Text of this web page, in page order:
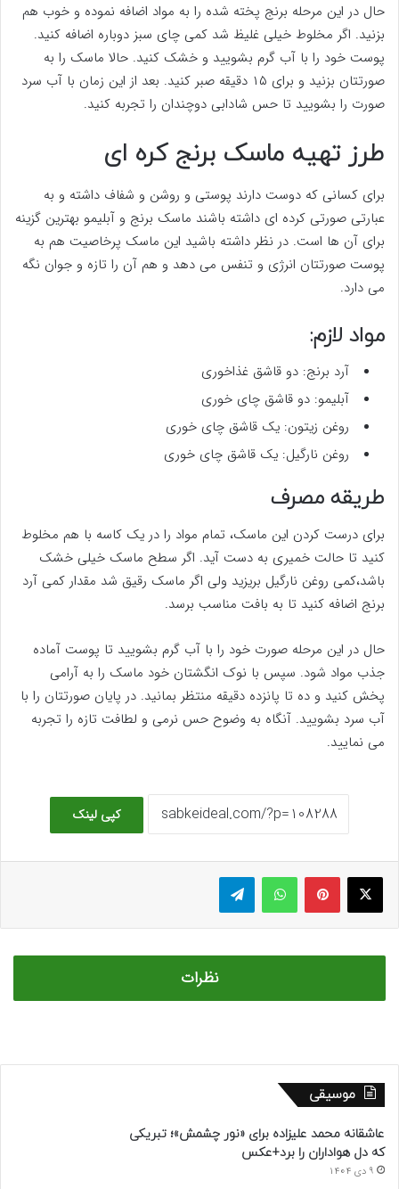
حال در این مرحله برنج پخته شده را به مواد اضافه نموده و خوب هم
بزنید. اگر مخلوط خیلی غلیظ شد کمی چای سبز دوباره اضافه کنید.
پوست خود را با آب گرم بشویید و خشک کنید. حالا ماسک را به
صورتتان بزنید و برای ۱۵ دقیقه صبر کنید. بعد از این زمان با آب سرد
صورت را بشویید تا حس شادابی دوچندان را تجربه کنید.
طرز تهیه ماسک برنج کره ای
برای کسانی که دوست دارند پوستی و روشن و شفاف داشته و به
عبارتی صورتی کرده ای داشته باشند ماسک برنج و آبلیمو بهترین گزینه
برای آن ها است. در نظر داشته باشید این ماسک پرخاصیت هم به
پوست صورتتان انرژی و تنفس می دهد و هم آن را تازه و جوان نگه
می دارد.
مواد لازم:
آرد برنج: دو قاشق غذاخوری
آبلیمو: دو قاشق چای خوری
روغن زیتون: یک قاشق چای خوری
روغن نارگیل: یک قاشق چای خوری
طریقه مصرف
برای درست کردن این ماسک، تمام مواد را در یک کاسه با هم مخلوط
کنید تا حالت خمیری به دست آید. اگر سطح ماسک خیلی خشک
باشد،کمی روغن نارگیل بریزید ولی اگر ماسک رقیق شد مقدار کمی آرد
برنج اضافه کنید تا به بافت مناسب برسد.
حال در این مرحله صورت خود را با آب گرم بشویید تا پوست آماده
جذب مواد شود. سپس با نوک انگشتان خود ماسک را به آرامی
پخش کنید و ده تا پانزده دقیقه منتظر بمانید. در پایان صورتتان را با
آب سرد بشویید. آنگاه به وضوح حس نرمی و لطافت تازه را تجربه
می نمایید.
کپی لینک
ایکس پینتریستواتس آپ تلگرام
نظرات
موسیقی
عاشقانه محمد علیزاده برای «نور چشمش»؛ تبریکی
که دل هواداران را برد+عکس
9 دی 1404